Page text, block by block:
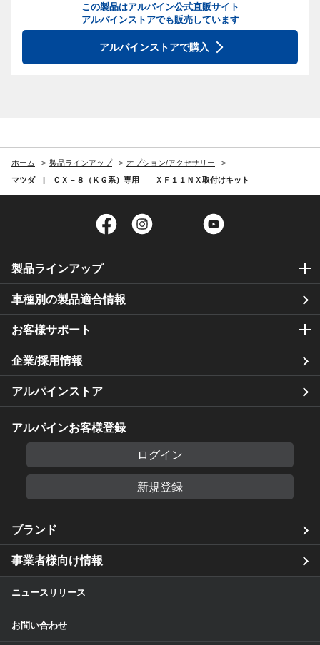
この製品はアルパイン公式直販サイト
アルパインストアでも販売しています
アルパインストアで購入
ホーム 製品ラインアップ
オプション/アクセサリー
マツダ | ＣＸ－８（ＫＧ系）専用 ＸＦ１１ＮＸ取付けキット
Facebook Twitter
製品ラインアップ
車種別の製品適合情報
お客様サポート
企業/採用情報
アルパインストア
アルパインお客様登録
ログイン
新規登録
ブランド
事業者様向け情報
ニュースリリース
お問い合わせ